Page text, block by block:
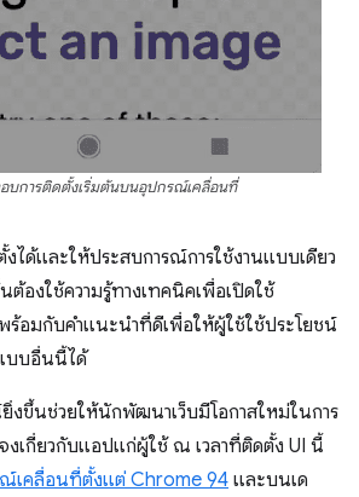
บการติดตั้งเริ่มต้นบนอุปกรณ์เคลื่อนที่
งได้และให้ประสบการณ์การใช้งานแบบเดียว
งใช้ความรู้ทางเทคนิคเพื่อเปิดใช้
ร้อมกับคำแนะนำที่ดีเพื่อให้ผู้ใช้ใช้ประโยชน์
บบอื่นนี้ได้
งขึ้นช่วยให้นักพัฒนาเว็บมีโอกาสใหม่ในการ
งเกี่ยวกับแอปแก่ผู้ใช้ ณ เวลาที่ติดตั้ง UI นี้
เคลื่อนที่ตั้งแต่ Chrome 94 และบนเด